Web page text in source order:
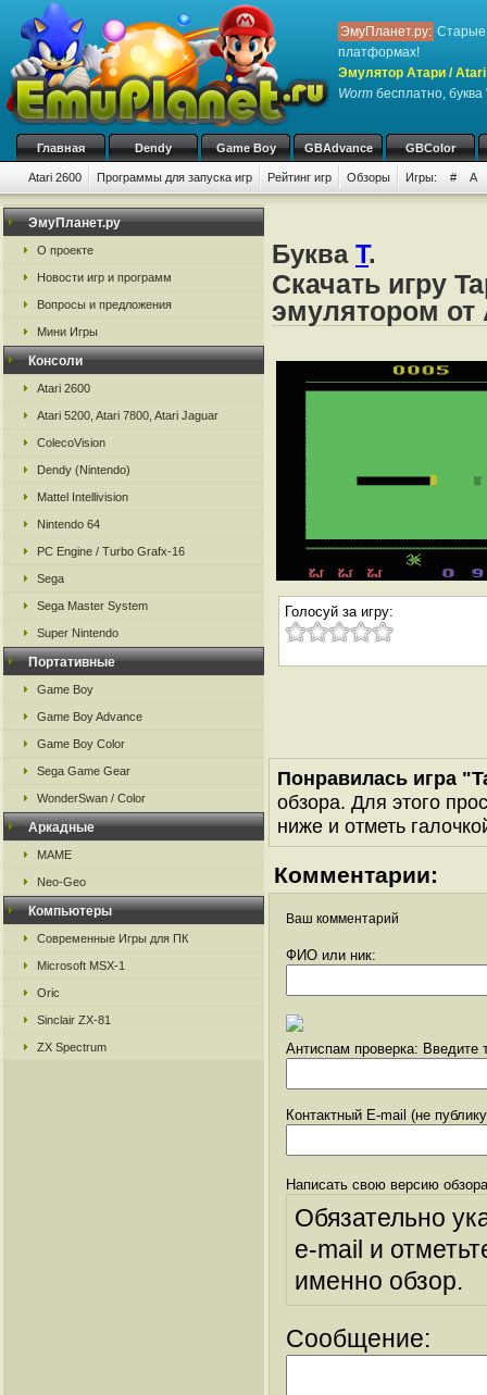
ЭмуПланет.ру: Старые
платформах!
Эмулятор Атари /
Worm бесплатно, буква
Главная Dendy Game Boy GBAdvance GBColor
Atari 2600 Программы для запуска игр Рейтинг игр Обзоры Игры: # A
ЭмуПланет.ру
О проекте
Новости игр и программ
Вопросы и предложения
Мини Игры
Консоли
Atari 2600
Atari 5200, Atari 7800, Atari Jaguar
ColecoVision
Dendy (Nintendo)
Mattel Intellivision
Nintendo 64
PC Engine / Turbo Grafx-16
Sega
Sega Master System
Super Nintendo
Портативные
Game Boy
Game Boy Advance
Game Boy Color
Sega Game Gear
WonderSwan / Color
Аркадные
MAME
Neo-Geo
Компьютеры
Современные Игры для ПК
Microsoft MSX-1
Oric
Sinclair ZX-81
ZX Spectrum
Буква T.
Скачать игру
эмулятором от
Голосуй за игру:
Понравилась игра
обзора. Для этого
ниже и отметь
Комментарии:
Ваш комментарий
ФИО или ник:
Антиспам проверка: Введите
Контактный E-mail (не
Написать свою версию
Обязательно
e-mail и
именно обзор.
Сообщение: